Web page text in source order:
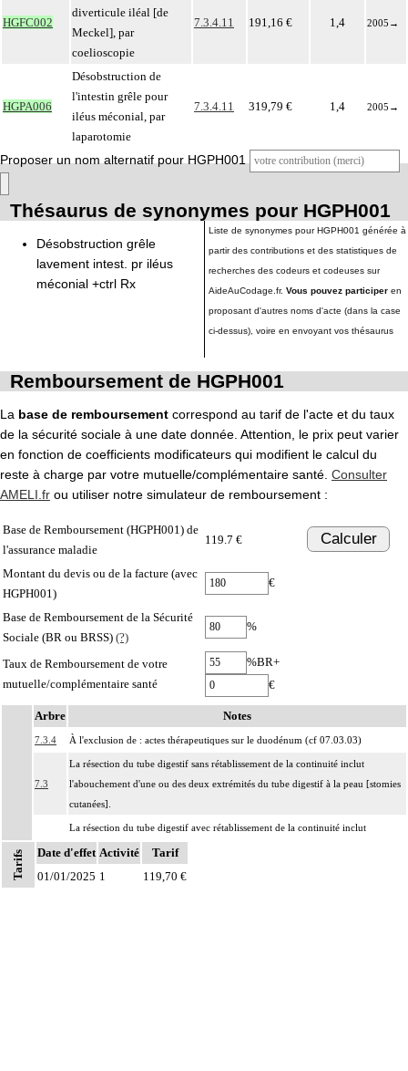
HGFC002
diverticule iléal [de
Meckel], par
coelioscopie
7.3.4.11 191,16 € 1,4 2005 →
HGPA006
Désobstruction de
l'intestin grêle pour
iléus méconial, par
laparotomie
7.3.4.11 319,79 € 1,4 2005 →
Proposer un nom alternatif pour HGPH001
Thésaurus de synonymes pour HGPH001
Désobstruction grêle
lavement intest. pr iléus
méconial +ctrl Rx
Liste de synonymes pour HGPH001 générée à
partir des contributions et des statistiques de
recherches des codeurs et codeuses sur
AideAuCodage.fr. Vous pouvez participer en
proposant d'autres noms d'acte (dans la case
ci-dessus), voire en envoyant vos thésaurus
Remboursement de HGPH001
La base de remboursement correspond au tarif de l'acte et du taux
de la sécurité sociale à une date donnée. Attention, le prix peut varier
en fonction de coefficients modificateurs qui modifient le calcul du
reste à charge par votre mutuelle/complémentaire santé. Consulter
AMELI.fr ou utiliser notre simulateur de remboursement :
Base de Remboursement (HGPH001) de
l'assurance maladie
119.7 € Calculer
Montant du devis ou de la facture (avec
HGPH001)
€
Base de Remboursement de la Sécurité
Sociale (BR ou BRSS) (?)
%
Taux de Remboursement de votre
mutuelle/complémentaire santé
%BR+
€
Notes
Arbre Notes
7.3.4 À l'exclusion de : actes thérapeutiques sur le duodénum (cf 07.03.03)
7.3
La résection du tube digestif sans rétablissement de la continuité inclut
l'abouchement d'une ou des deux extrémités du tube digestif à la peau [stomies
cutanées].
7.3
La résection du tube digestif avec rétablissement de la continuité inclut
l'anastomose des deux segments du tube digestif, quelles qu'en soient les
modalités.
Tarifs Date d'effet Activité
Tarif
01/01/2025 1 119,70 €